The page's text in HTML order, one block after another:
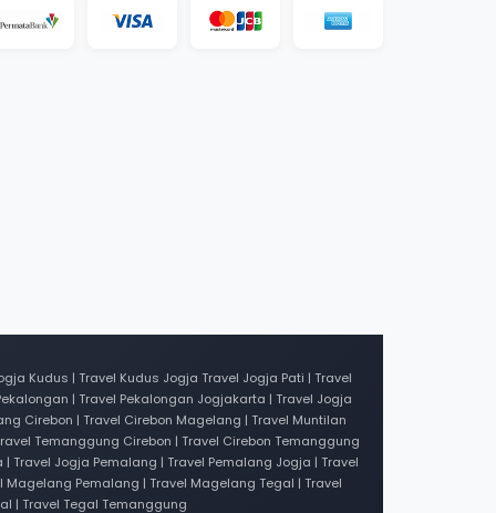
Kudus | Travel Kudus Jogja Travel Jogja Pati | Travel
| Travel Pekalongan Jogjakarta | Travel Jogja
Cirebon | Travel Cirebon Magelang | Travel Muntilan
Temanggung Cirebon | Travel Cirebon Temanggung
Travel Jogja Pemalang | Travel Pemalang Jogja | Travel
Magelang Pemalang | Travel Magelang Tegal | Travel
| Travel Tegal Temanggung